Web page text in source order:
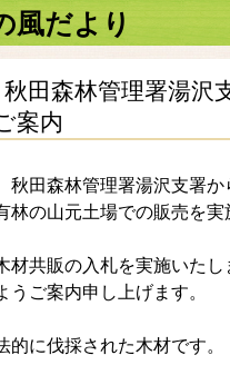
風だより
田森林管理署湯沢
案内
秋田森林管理署湯沢支署か
林の山元土場での販売を実
材共販の入札を実施いた
うご案内申し上げます。
的に伐採された木材です。